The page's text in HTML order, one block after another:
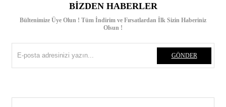
BIZDEN HABERLER
Bültenimize Üye Olun ! Tüm İndirim ve Fırsatlardan İlk Sizin Haberiniz
Olsun !
GÖNDER